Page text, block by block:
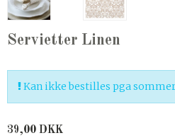
Servietter Linen
Kan ikke bestilles pga
39,00 DKK